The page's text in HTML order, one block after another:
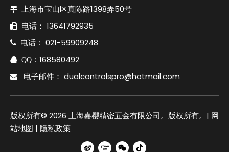
 上海市宝山区真陈路1398弄50号
 电话： 13641792935
 电话： 021-59909248
 QQ ：168580492
 电子邮件： dualcontrolspro@hotmail.com
版权所有© 2026 上海嘉樱精密五金有限公司。版权所有。| 网
站地图 | 隐私政策